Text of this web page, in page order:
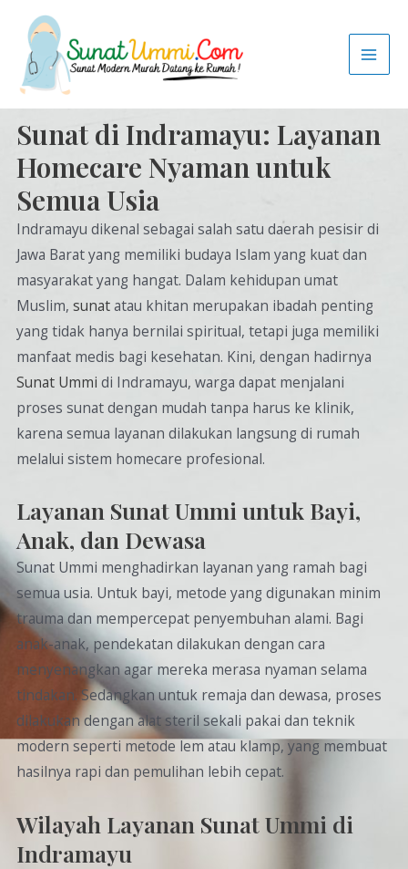
Sunat di Indramayu: Layanan
Homecare Nyaman untuk
Semua Usia
Indramayu dikenal sebagai salah satu daerah pesisir di
Jawa Barat yang memiliki budaya Islam yang kuat dan
masyarakat yang hangat. Dalam kehidupan umat
Muslim,sunatatau khitan merupakan ibadah penting
yang tidak hanya bernilai spiritual, tetapi juga memiliki
manfaat medis bagi kesehatan. Kini, dengan hadirnya
Sunat Ummi di Indramayu, warga dapat menjalani
proses sunat dengan mudah tanpa harus ke klinik,
karena semua layanan dilakukan langsung di rumah
melalui sistem homecare profesional.
Layanan Sunat Ummi untuk Bayi,
Anak, dan Dewasa
Sunat Ummi menghadirkan layanan yang ramah bagi
semua usia. Untuk bayi, metode yang digunakan minim
trauma dan mempercepat penyembuhan alami. Bagi
anak-anak, pendekatan dilakukan dengan cara
menyenangkan agar mereka merasa nyaman selama
tindakan. Sedangkan untuk remaja dan dewasa, proses
dilakukan dengan alat steril sekali pakai dan teknik
modern seperti metode lem atau klamp, yang membuat
hasilnya rapi dan pemulihan lebih cepat.
Wilayah Layanan Sunat Ummi di
Indramayu